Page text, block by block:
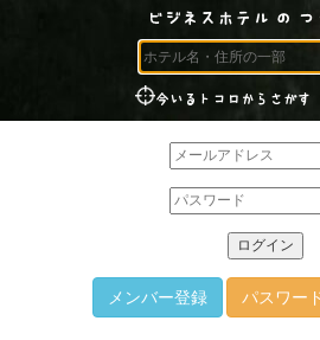
ビジネスホテル の
今いるトコロからさがす
メンバー登録 パスワー